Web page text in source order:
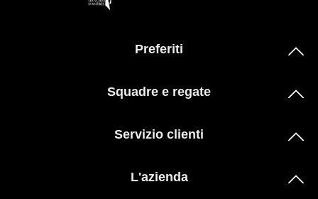
Preferiti
Squadre e regate
Servizio clienti
L'azienda